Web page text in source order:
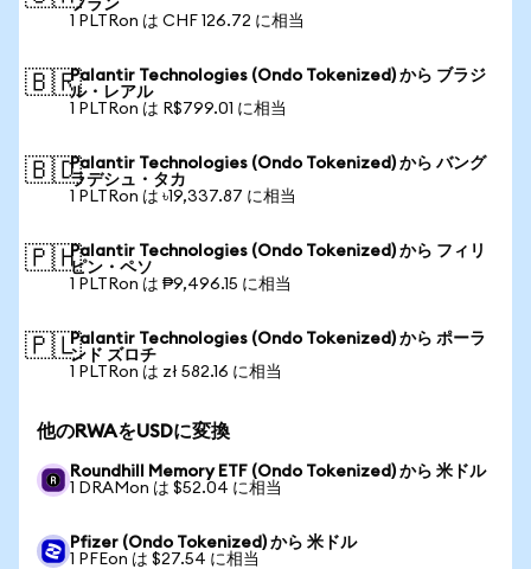
フラン
1 PLTRon は CHF 126.72 に相当
🇧🇷Palantir Technologies (Ondo Tokenized) から ブラジ
ル・レアル
1 PLTRon は R$799.01 に相当
🇧🇩Palantir Technologies (Ondo Tokenized) から バング
ラデシュ・タカ
1 PLTRon は ৳19,337.87 に相当
🇵🇭Palantir Technologies (Ondo Tokenized) から フィリ
ピン・ペソ
1 PLTRon は ₱9,496.15 に相当
🇵🇱Palantir Technologies (Ondo Tokenized) から ポーラ
ンド ズロチ
1 PLTRon は zł 582.16 に相当
他のRWAをUSDに変換
Roundhill Memory ETF (Ondo Tokenized) から 米ドル
1 DRAMon は $52.04 に相当
Pfizer (Ondo Tokenized) から 米ドル
1 PFEon は $27.54 に相当